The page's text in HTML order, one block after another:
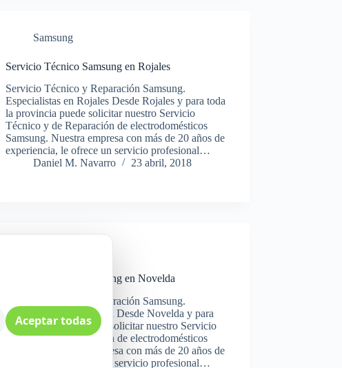
Samsung
Servicio Técnico Samsung en Rojales
Servicio Técnico y Reparación Samsung.
Especialistas en Rojales Desde Rojales y para toda
la provincia puede solicitar nuestro Servicio
Técnico y de Reparación de electrodomésticos
Samsung. Nuestra empresa con más de 20 años de
experiencia, le ofrece un servicio profesional…
Daniel M. Navarro
23 abril, 2018
Servicio Técnico Samsung en Novelda
Servicio Técnico y Reparación Samsung.
Especialistas en Novelda Desde Novelda y para
toda la provincia puede solicitar nuestro Servicio
Técnico y de Reparación de electrodomésticos
Samsung. Nuestra empresa con más de 20 años de
experiencia, le ofrece un servicio profesional…
Aceptar todas